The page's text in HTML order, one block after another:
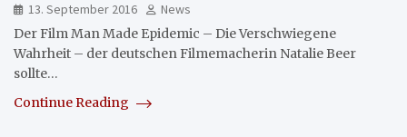
13. September 2016
News
Der Film Man Made Epidemic – Die Verschwiegene
Wahrheit – der deutschen Filmemacherin Natalie Beer
sollte…
Continue Reading